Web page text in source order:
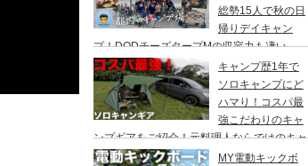
総勢15人で秋の日
帰りデイキャン
プ！DODチーズタープMの収容力も凄い。
都内のキャンプ場”秋川橋河川公園バーベキ
ューランド”
キャンプ歴1年で
ソロキャンプにど
ハマり！コスパ最
強こだわりのキャ
ンプギアをご紹介！元料理人ならではのキャ
ンプ飯も堪能。今回は、千葉県一番星キャン
MY電動キックボ